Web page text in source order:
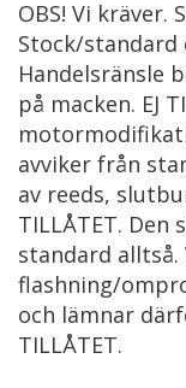
OBS! Vi kräver.
Stock/standard
Handelsränsle
på macken. EJ
avviker från
av reeds,
TILLÅTET. Den
standard
flashning/
och lämnar
TILLÅTET.